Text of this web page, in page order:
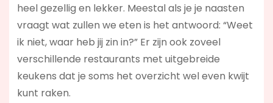
heel gezellig en lekker. Meestal als je je naasten
vraagt wat zullen we eten is het antwoord: “Weet
ik niet, waar heb jij zin in?” Er zijn ook zoveel
verschillende restaurants met uitgebreide
keukens dat je soms het overzicht wel even kwijt
kunt raken.